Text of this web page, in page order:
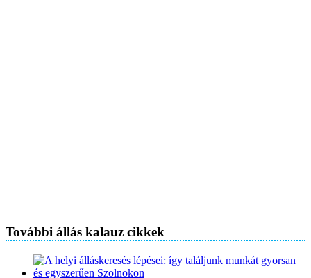
További állás kalauz cikkek